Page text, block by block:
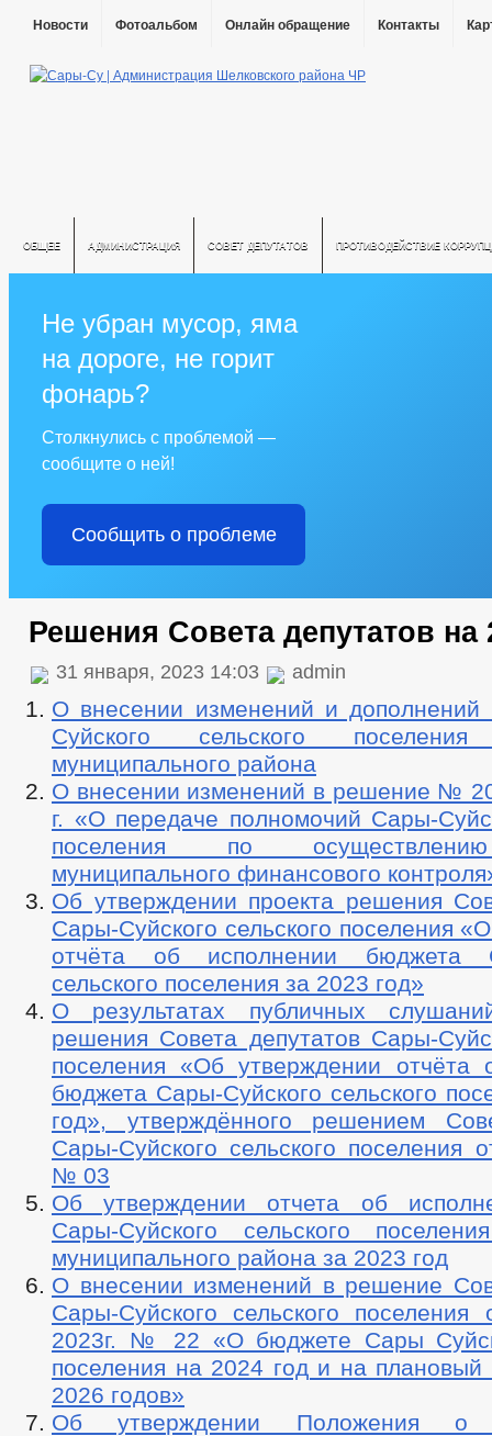
Новости Фотоальбом Онлайн обращение Контакты
ОБЩЕЕ АДМИНИСТРАЦИЯ СОВЕТ ДЕПУТАТОВ ПРОТИВОДЕЙСТВИЕ
Не убран мусор, яма
на дороге, не горит
фонарь?
Столкнулись с проблемой —
сообщите о ней!
Сообщить о проблеме
Решения Совета депутатов на
31 января, 2023 14:03 admin
О внесении изменений и
Суйского сельского поселения
муниципального района
О внесении изменений в решение №
г. «О передаче полномочий Сары-
поселения по
муниципального финансового
Об утверждении проекта решения
Сары-Суйского сельского поселения
отчёта об исполнении бюджета
сельского поселения за 2023 год»
О результатах публичных
решения Совета депутатов Сары-
поселения «Об утверждении отчёта
бюджета Сары-Суйского сельского
год», утверждённого решением
Сары-Суйского сельского поселения
№ 03
Об утверждении отчета об
Сары-Суйского сельского
муниципального района за 2023 год
О внесении изменений в решение
Сары-Суйского сельского
2023г. № 22 «О бюджете Сары
поселения на 2024 год и на
2026 годов»
Об утверждении Положения о